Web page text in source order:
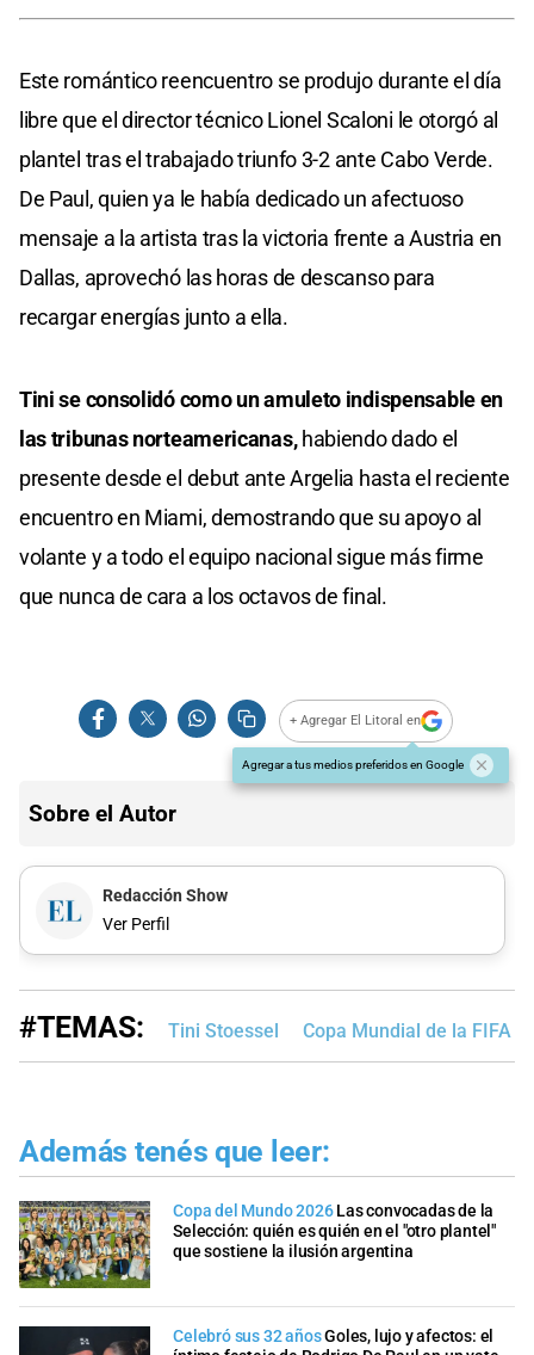
Este romántico reencuentro se produjo durante el día
libre que el director técnico Lionel Scaloni le otorgó al
plantel tras el trabajado triunfo 3-2 ante Cabo Verde.
De Paul, quien ya le había dedicado un afectuoso
mensaje a la artista tras la victoria frente a Austria en
Dallas, aprovechó las horas de descanso para
recargar energías junto a ella.
Tini se consolidó como un amuleto indispensable en
las tribunas norteamericanas,habiendo dado el
presente desde el debut ante Argelia hasta el reciente
encuentro en Miami, demostrando que su apoyo al
volante y a todo el equipo nacional sigue más firme
que nunca de cara a los octavos de final.
+ Agregar El Litoral en
Agregar a tus medios preferidos en Google
Sobre el Autor
Redacción Show
Ver Perfil
#TEMAS: Tini Stoessel Copa Mundial de la FIFA
Además tenés que leer:
Copa del Mundo 2026 Las convocadas de la
Selección: quién es quién en el "otro plantel"
que sostiene la ilusión argentina
Celebró sus 32 añosGoles, lujo y afectos: el